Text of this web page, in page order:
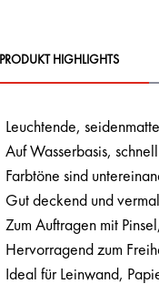
PRODUKT HIGHLIGHTS
Leuchtende,
Auf Wasserbasis,
Farbtöne sind
Gut deckend und
Zum Auftragen mit
Hervorragend zum
Ideal für Leinwand,